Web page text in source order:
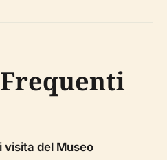
visita del Museo